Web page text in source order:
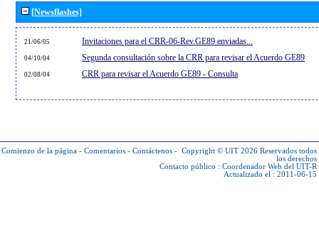
[Newsflashes]
21/06/05 Invitaciones para el CRR-06-Rev.GE89 enviadas...
04/10/04 Segunda consultación sobre la CRR para revisar el Acuerdo GE89
02/08/04 CRR para revisar el Acuerdo GE89 - Consulta
Comienzo de la página - Comentarios - Contáctenos - Copyright © UIT 2026 Reservados todos
los derechos
Contacto público : Coordenador Web del UIT-R
Actualizado el : 2011-06-15